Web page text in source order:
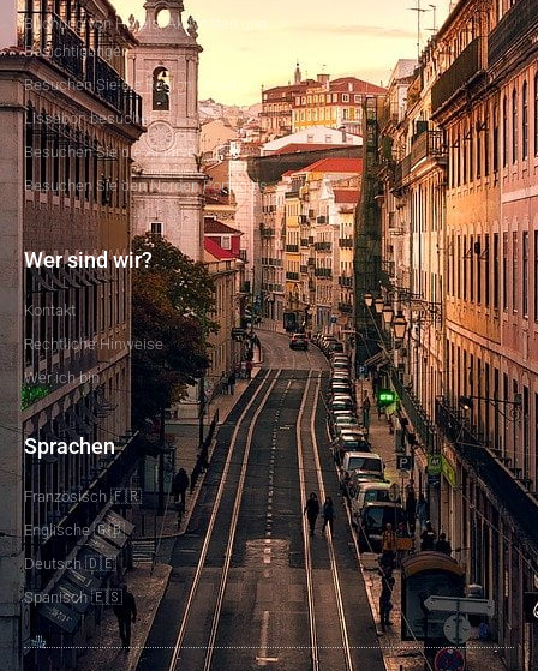
Buchung von Hotels, Aktivitäten und
Besichtigungen
Besuchen Sie die Region Lissabon
Lissabon besuchen
Besuchen Sie die Algarve
Besuchen Sie den Norden Portugals
Wer sind wir?
Kontakt
Rechtliche Hinweise
Wer ich bin
Sprachen
Französisch 🇫🇷
Englische 🇬🇧
Deutsch 🇩🇪
Spanisch 🇪🇸